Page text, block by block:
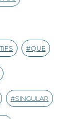
QUE
SINGULAR